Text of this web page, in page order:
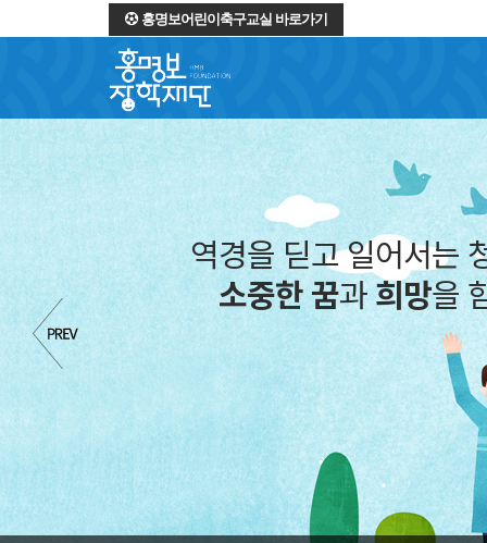
홍명보어린이축구교실 바로가기
역경을 딛고 일어서는
소중한 꿈과희망을